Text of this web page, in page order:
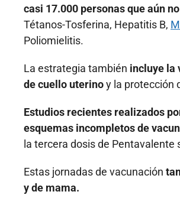
casi 17.000 personas que aún
Tétanos-Tosferina, Hepatitis B,
Poliomielitis.
La estrategia también incluye la
de cuello uterinoy la protección
Estudios recientes realizados
esquemas incompletos de
la tercera dosis de
Estas jornadas de vacunación
y de mama.